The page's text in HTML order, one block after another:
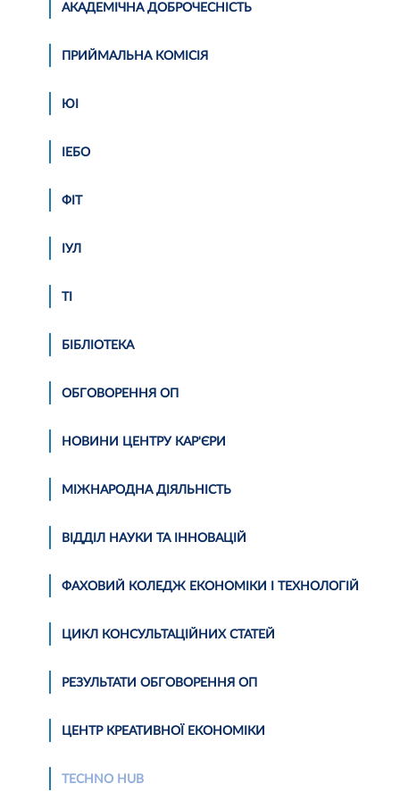
АКАДЕМІЧНА ДОБРОЧЕСНІСТЬ
ПРИЙМАЛЬНА КОМІСІЯ
ЮІ
ІЕБО
ФІТ
ІУЛ
ТІ
БІБЛІОТЕКА
ОБГОВОРЕННЯ ОП
НОВИНИ ЦЕНТРУ КАР'ЄРИ
МІЖНАРОДНА ДІЯЛЬНІСТЬ
ВІДДІЛ НАУКИ ТА ІННОВАЦІЙ
ФАХОВИЙ КОЛЕДЖ ЕКОНОМІКИ І ТЕХНОЛОГІЙ
ЦИКЛ КОНСУЛЬТАЦІЙНИХ СТАТЕЙ
РЕЗУЛЬТАТИ ОБГОВОРЕННЯ ОП
ЦЕНТР КРЕАТИВНОЇ ЕКОНОМІКИ
TECHNO HUB